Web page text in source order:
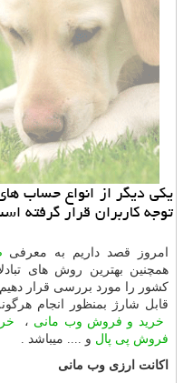
یكی دیگر از انواع حساب
توجه كاربران قرار گرفته
امروز قصد داریم به معرفی
همچنین بهترین روش های
کشور را مورد بررسی قرار
قابل شارژ بمنظور انجام
خرید و فروش وب مانی ،
فروش پی پال و .... میباشد .
اکانت ارزی وب مانی